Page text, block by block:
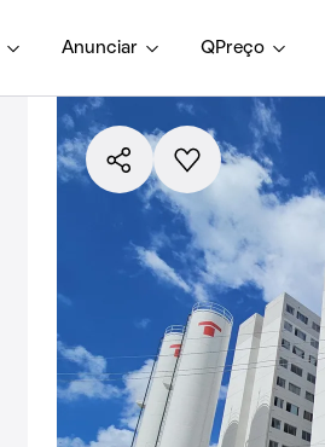
Anunciar QPreço